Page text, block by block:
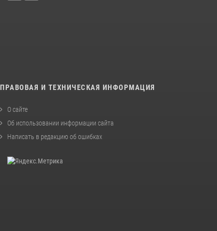
ПРАВОВАЯ И ТЕХНИЧЕСКАЯ ИНФОРМАЦИЯ
О сайте
Об использовании информации сайта
Написать в редакцию об ошибках